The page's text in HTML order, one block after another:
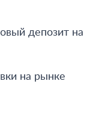
депозит на
на рынке